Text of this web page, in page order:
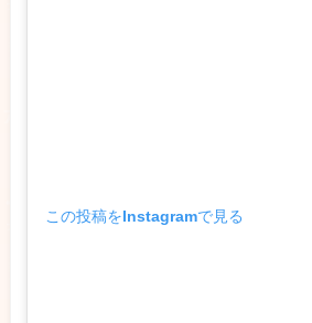
この投稿をInstagramで見る